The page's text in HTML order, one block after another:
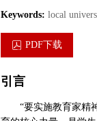
Keywords: local
PDF下载
引言
“要实施教育家精